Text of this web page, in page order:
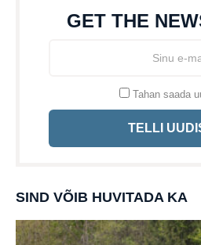
GET THE
Tahan saada
TELLI
SIND VÕIB HUVITADA KA